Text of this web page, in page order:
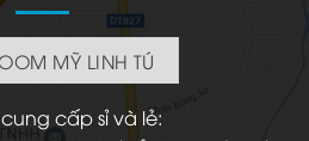
MỸ LINH TÚ
cấp sỉ và lẻ: